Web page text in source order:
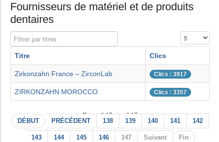
Fournisseurs de matériel et de produits
dentaires
Filtrer par titres Affichage #
Titre Clics
Zirkonzahn France – ZirconLab Clics : 3917
ZIRKONZAHN MOROCCO Clics : 3357
Page 147 sur 147
DÉBUT PRÉCÉDENT 138 139 140 141 142
143 144 145 146 147 Suivant Fin